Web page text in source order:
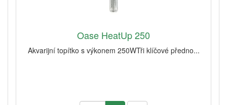
Oase HeatUp 250
Akvarijní topítko s výkonem 250WTři klíčové předno...